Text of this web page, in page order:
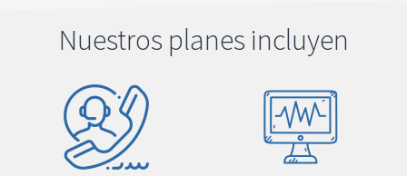
Nuestros planes incluyen